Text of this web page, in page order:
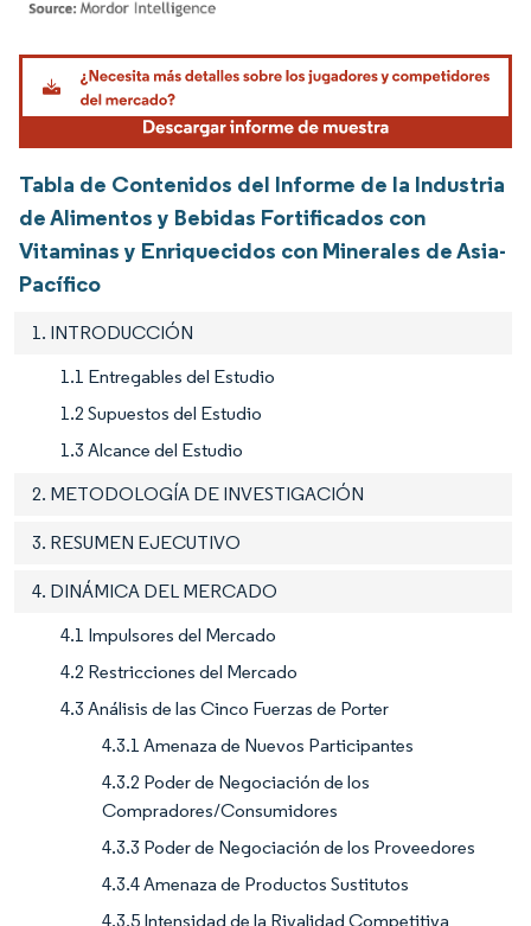
Imagen © Mordor Intelligence. El uso requiere atribución según CC BY 4.0.
Tabla de Contenidos del Informe de la Industria
de Alimentos y Bebidas Fortificados con
Vitaminas y Enriquecidos con Minerales de Asia-
Pacífico
1. INTRODUCCIÓN
1.1 Entregables del Estudio
1.2 Supuestos del Estudio
1.3 Alcance del Estudio
2. METODOLOGÍA DE INVESTIGACIÓN
3. RESUMEN EJECUTIVO
4. DINÁMICA DEL MERCADO
4.1 Impulsores del Mercado
4.2 Restricciones del Mercado
4.3 Análisis de las Cinco Fuerzas de Porter
4.3.1 Amenaza de Nuevos Participantes
4.3.2 Poder de Negociación de los
Compradores/Consumidores
4.3.3 Poder de Negociación de los Proveedores
4.3.4 Amenaza de Productos Sustitutos
4.3.5 Intensidad de la Rivalidad Competitiva